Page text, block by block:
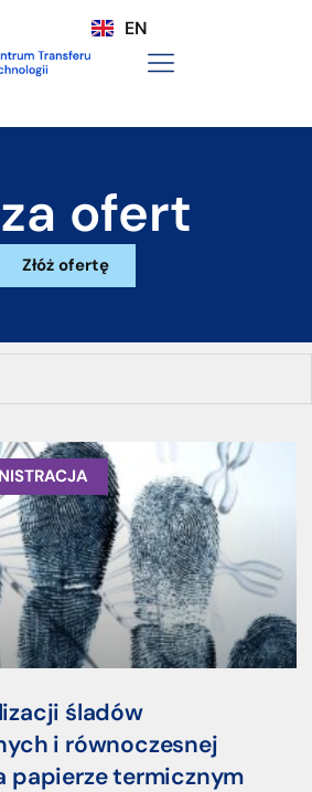
EN
ofert
Złóż ofertę
śladów
i równoczesnej
papierze termicznym